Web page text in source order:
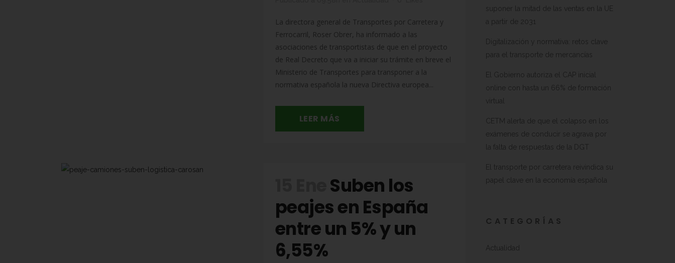
La directora general de Transportes por Carretera y
Ferrocarril, Roser Obrer, ha informado a las
asociaciones de transportistas de que en el proyecto
de Real Decreto que va a iniciar su trámite en breve el
Ministerio de Transportes para transponer a la
normativa española la nueva Directiva europea...
LEER MÁS
Suben los
peajes en España
entre un 5% y un
6,55%
suponer la mitad de las ventas en la UE
a partir de 2031
Digitalización y normativa: retos clave
para el transporte de mercancías
El Gobierno autoriza el CAP inicial
online con hasta un 66% de formación
virtual
CETM alerta de que el colapso en los
exámenes de conducir se agrava por
la falta de respuestas de la DGT
El transporte por carretera reivindica su
papel clave en la economía española
CATEGORÍAS
Actualidad